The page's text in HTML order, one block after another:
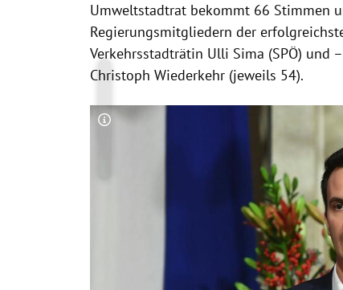
Umweltstadtrat bekommt 66 Stimmen
Regierungsmitgliedern der
Verkehrsstadträtin Ulli Sima (SPÖ) und
Christoph Wiederkehr (jeweils 54).
Copyright-Hinweis öffnen/schließen